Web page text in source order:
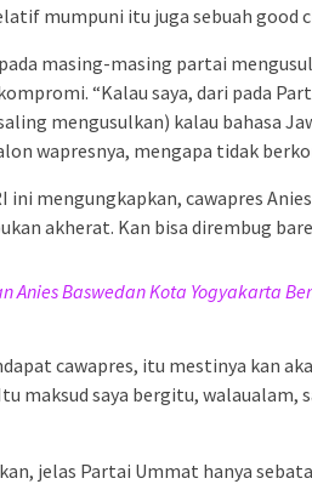
mumpuni itu juga sebuah good
masing-masing partai
“Kalau saya, dari pada
mengusulkan) kalau bahasa
wapresnya, mengapa tidak
ini mengungkapkan, cawapres
akherat. Kan bisa dirembug
Anies Baswedan Kota Yogyakarta
cawapres, itu mestinya kan
maksud saya bergitu, walaualam,
jelas Partai Ummat hanya